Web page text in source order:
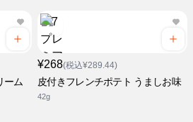
ーム
¥268(税込¥289.44)
皮付きフレンチポテト うましお味
42g